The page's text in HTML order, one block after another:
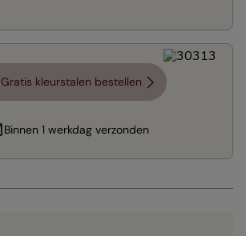
Gratis kleurstalen bestellen
Binnen 1 werkdag verzonden